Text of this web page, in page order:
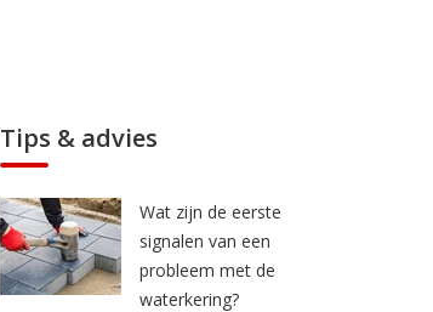
Tips & advies
Wat zijn de eerste
signalen van een
probleem met de
waterkering?